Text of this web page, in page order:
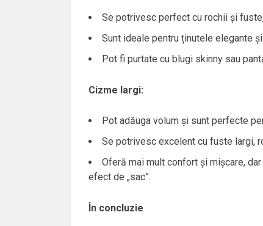
Se potrivesc perfect cu rochii și
Sunt ideale pentru ținutele elegante
Pot fi purtate cu blugi skinny sau
Cizme largi:
Pot adăuga volum și sunt perfecte
Se potrivesc excelent cu fuste largi,
Oferă mai mult confort și mișcare,
efect de „sac”.
În concluzie